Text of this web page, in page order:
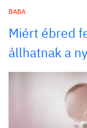
BABA
Miért ébred
állhatnak a